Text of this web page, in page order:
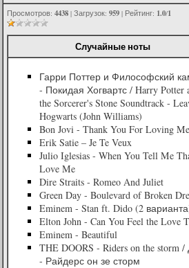
Просмотров: 4438 | Загрузок: 959 | Рейтинг: 1.0/1
Случайные ноты
Гарри Поттер и Философский
- Покидая Хогвартс / Harry Potter
the Sorcerer's Stone Soundtrack -
Hogwarts (John Williams)
Bon Jovi - Thank You For Loving Me
Erik Satie – Je Te Veux
Julio Iglesias - When You Tell Me
Love Me
Dire Straits - Romeo And Juliet
Green Day - Boulevard of Broken
Eminem - Stan ft. Dido (2
Elton John - Can You Feel the Love
Eminem - Beautiful
THE DOORS - Riders on the storm
- Райдерс он зе сторм